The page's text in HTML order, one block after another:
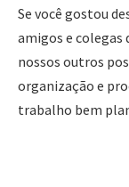
Se você gostou
amigos e colegas
nossos outros
organização e
trabalho bem